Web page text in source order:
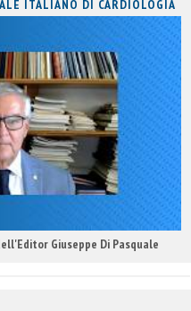
ITALIANO DI CARDIOLOGIA
Giuseppe Di Pasquale